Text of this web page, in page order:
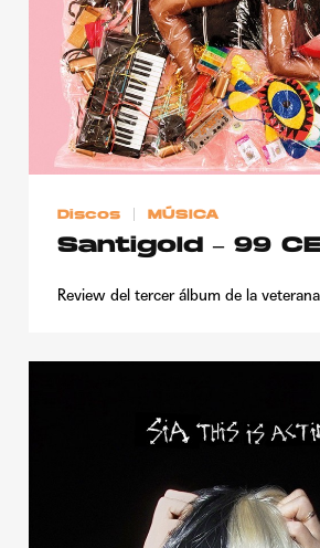
Discos MÚSICA
Santigold – 99
Review del tercer álbum de la